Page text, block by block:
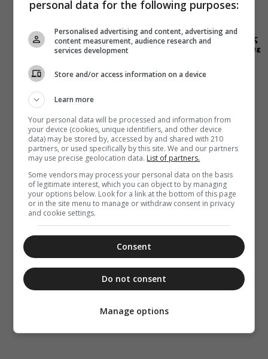
ΔΙΑΦΟΡΑ
ΕΛΛΑΔΑ
19:25
Η “Κιβωτός της
Ορθοδοξίας” σε
περίπτερα
personal data for the following purposes:
Personalised advertising and content, advertising and
content measurement, audience research and
services development
Store and/or access information on a device
Learn more
Your personal data will be processed and information from
your device (cookies, unique identifiers, and other device
data) may be stored by, accessed by and shared with 210
partners, or used specifically by this site. We and our partners
may use precise geolocation data. List of partners.
Some vendors may process your personal data on the basis
of legitimate interest, which you can object to by managing
your options below. Look for a link at the bottom of this page
or in the site menu to manage or withdraw consent in privacy
and cookie settings.
Consent
Do not consent
Manage options